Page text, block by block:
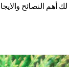
أهم النصائح